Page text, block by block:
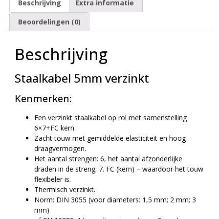
Beschrijving Extra informatie
Beoordelingen (0)
Beschrijving
Staalkabel 5mm verzinkt
Kenmerken:
Een verzinkt staalkabel op rol met samenstelling
6×7+FC kern.
Zacht touw met gemiddelde elasticiteit en hoog
draagvermogen.
Het aantal strengen: 6, het aantal afzonderlijke
draden in de streng: 7. FC (kern) – waardoor het touw
flexibeler is.
Thermisch verzinkt.
Norm: DIN 3055 (voor diameters: 1,5 mm; 2 mm; 3
mm)